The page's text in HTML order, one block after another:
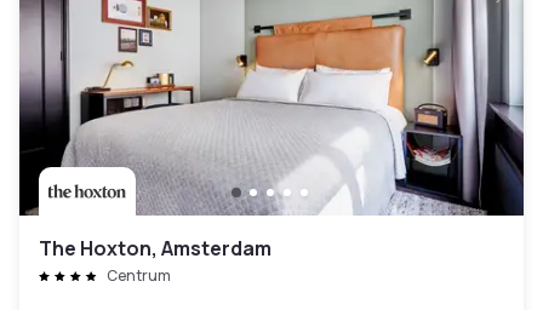
The Hoxton, Amsterdam
Centrum